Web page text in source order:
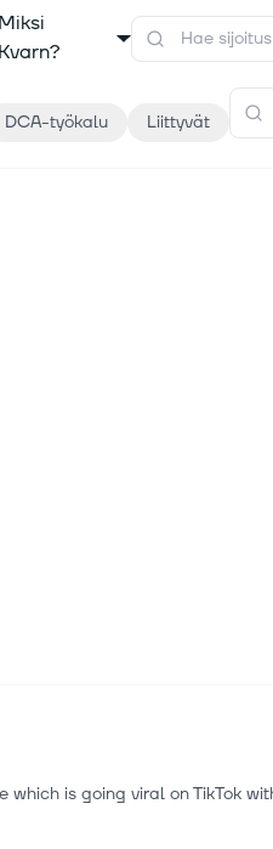
Miksi
Kvarn?
DCA-työkalu Liittyvät
is going viral on TikTok